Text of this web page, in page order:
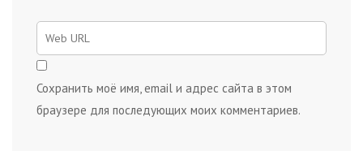
Сохранить моё имя, email и адрес сайта в этом
браузере для последующих моих комментариев.